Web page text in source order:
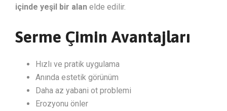
içinde yeşil bir alan elde edilir.
Serme Çimin Avantajları
Hızlı ve pratik uygulama
Anında estetik görünüm
Daha az yabani ot problemi
Erozyonu önler